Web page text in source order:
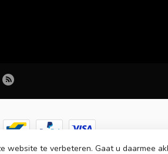
& Lifestyle
website te verbeteren. Gaat u daarmee